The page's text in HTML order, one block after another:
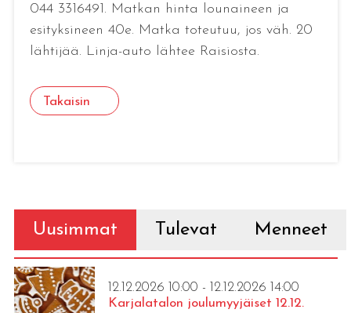
044 3316491. Matkan hinta lounaineen ja
esityksineen 40e. Matka toteutuu, jos väh. 20
lähtijää. Linja-auto lähtee Raisiosta.
Takaisin
Uusimmat Tulevat Menneet
12.12.2026 10:00 - 12.12.2026 14:00
Karjalatalon joulumyyjäiset 12.12.